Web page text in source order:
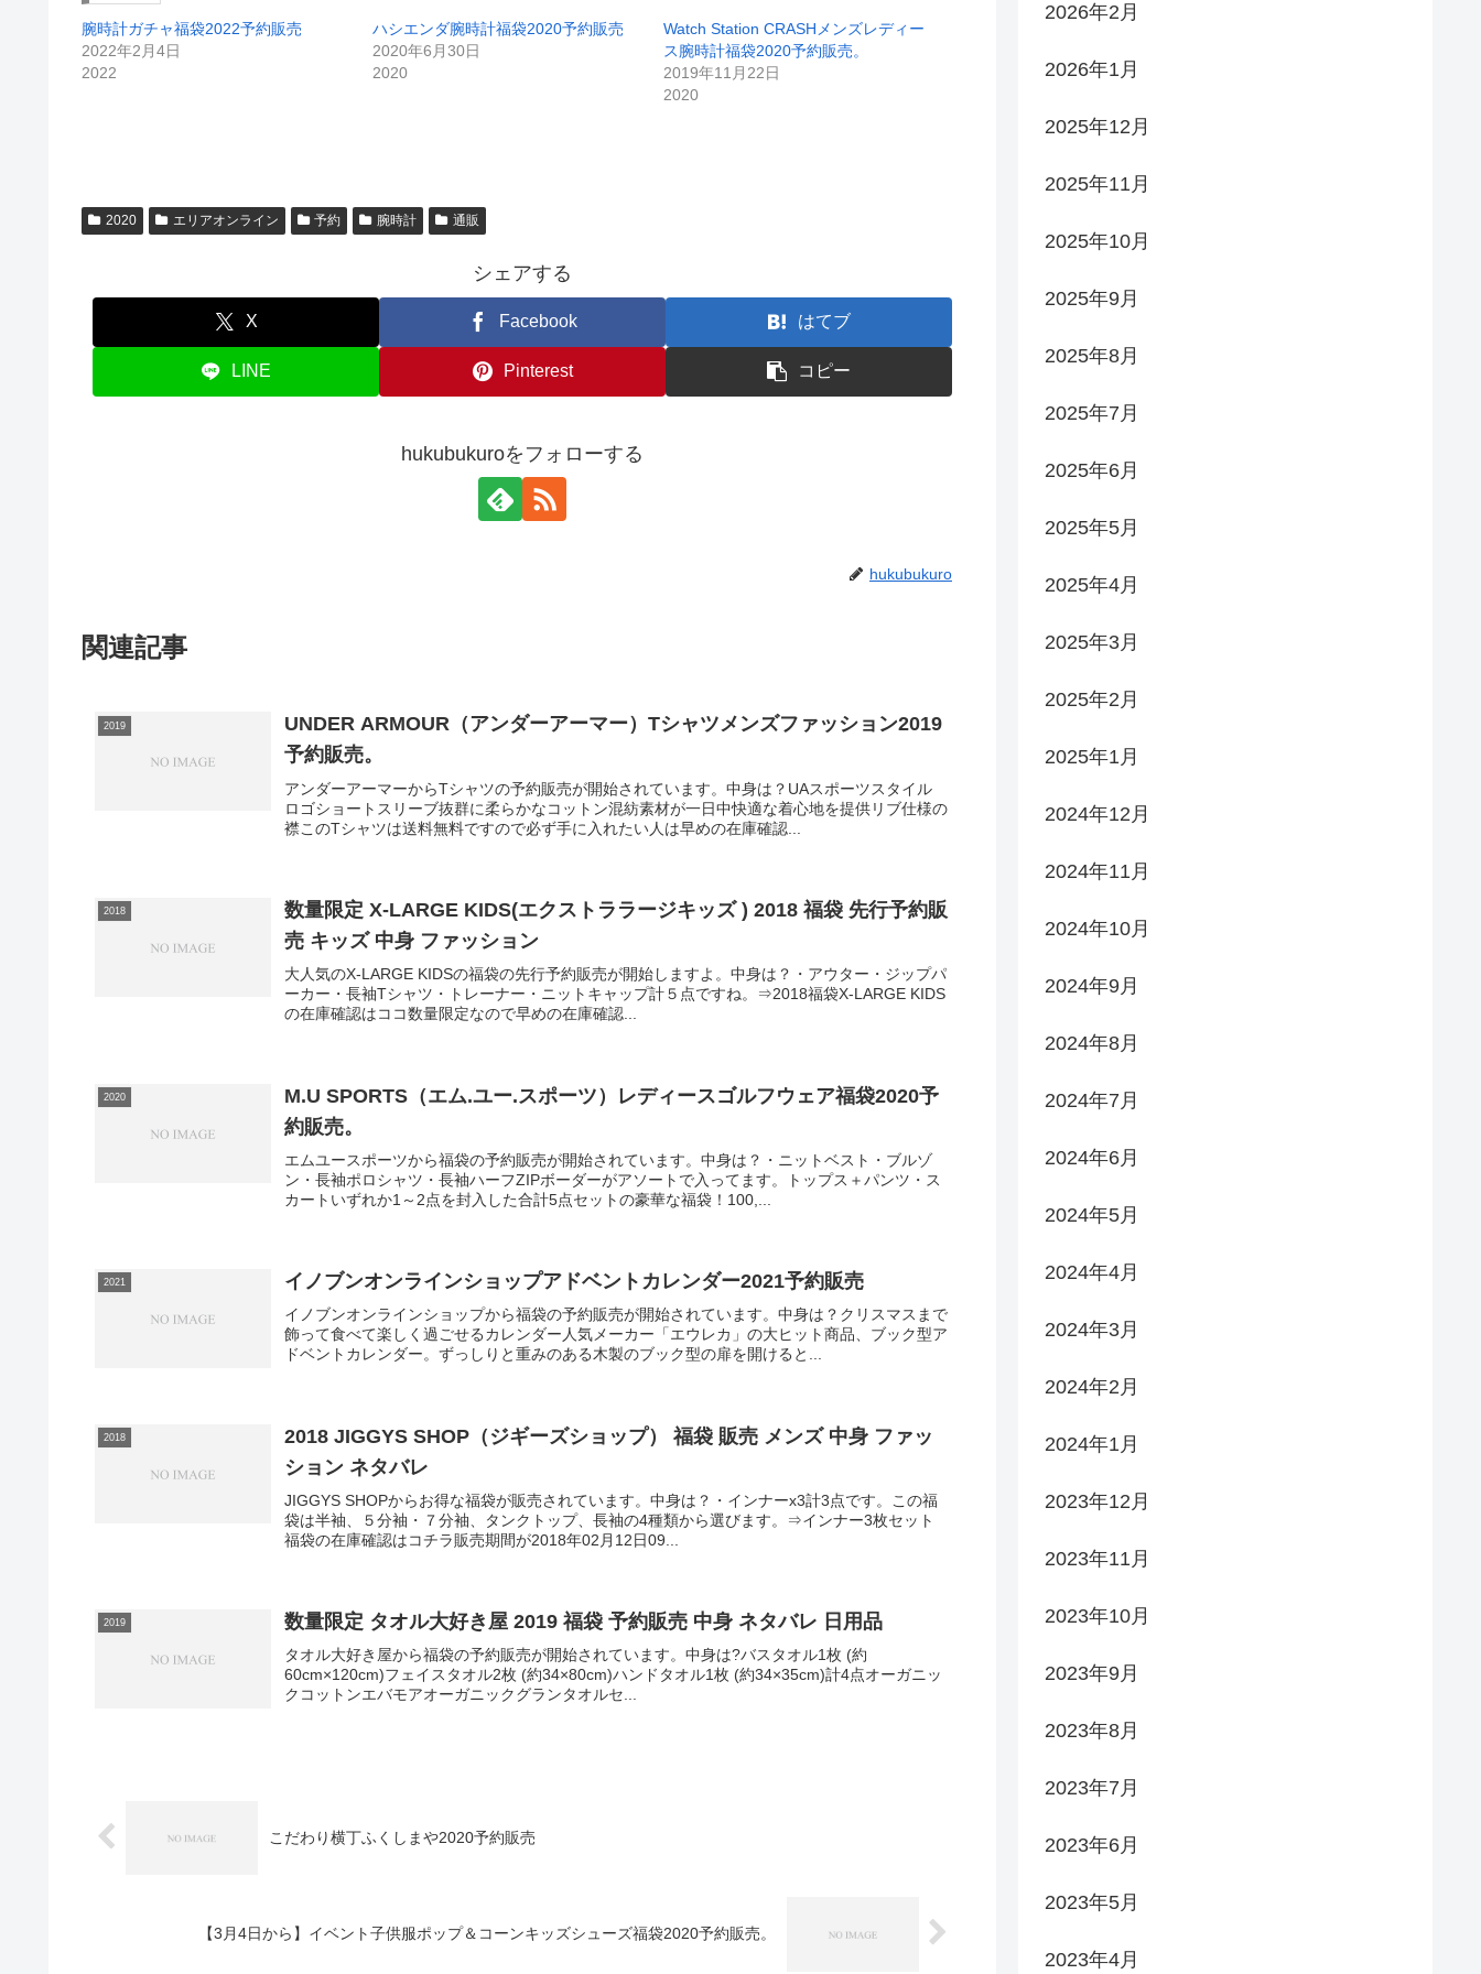
腕時計ガチャ福袋2022予約販売
2022年2月4日
2022
ハシエンダ腕時計福袋2020予約販売
2020年6月30日
2020
Watch Station CRASHメンズレディー
ス腕時計福袋2020予約販売。
2019年11月22日
2020
2020 エリアオンライン 予約 腕時計 通販
シェアする
X Facebook はてブ
LINE Pinterest コピー
hukubukuroをフォローする
hukubukuro
関連記事
2019
UNDER ARMOUR（アンダーアーマー）Tシャツメンズファッション2019
予約販売。
アンダーアーマーからTシャツの予約販売が開始されています。中身は？UAスポーツスタイル
ロゴショートスリーブ抜群に柔らかなコットン混紡素材が一日中快適な着心地を提供リブ仕様の
襟このTシャツは送料無料ですので必ず手に入れたい人は早めの在庫確認...
2018
数量限定 X-LARGE KIDS(エクストララージキッズ ) 2018 福袋 先行予約販
売 キッズ 中身 ファッション
大人気のX-LARGE KIDSの福袋の先行予約販売が開始しますよ。中身は？・アウター・ジップパ
ーカー・長袖Tシャツ・トレーナー・ニットキャップ計５点ですね。⇒2018福袋X-LARGE KIDS
の在庫確認はココ数量限定なので早めの在庫確認...
2020
M.U SPORTS（エム.ユー.スポーツ）レディースゴルフウェア福袋2020予
約販売。
エムユースポーツから福袋の予約販売が開始されています。中身は？・ニットベスト・ブルゾ
ン・長袖ポロシャツ・長袖ハーフZIPボーダーがアソートで入ってます。トップス＋パンツ・ス
カートいずれか1～2点を封入した合計5点セットの豪華な福袋！100,...
2021 イノブンオンラインショップアドベントカレンダー2021予約販売
イノブンオンラインショップから福袋の予約販売が開始されています。中身は？クリスマスまで
飾って食べて楽しく過ごせるカレンダー人気メーカー「エウレカ」の大ヒット商品、ブック型ア
ドベントカレンダー。ずっしりと重みのある木製のブック型の扉を開けると...
2018
2018 JIGGYS SHOP（ジギーズショップ） 福袋 販売 メンズ 中身 ファッ
ション ネタバレ
JIGGYS SHOPからお得な福袋が販売されています。中身は？・インナーx3計3点です。この福
袋は半袖、５分袖・７分袖、タンクトップ、長袖の4種類から選びます。⇒インナー3枚セット
福袋の在庫確認はコチラ販売期間が2018年02月12日09...
2019 数量限定 タオル大好き屋 2019 福袋 予約販売 中身 ネタバレ 日用品
タオル大好き屋から福袋の予約販売が開始されています。中身は?バスタオル1枚 (約
60cm×120cm)フェイスタオル2枚 (約34×80cm)ハンドタオル1枚 (約34×35cm)計4点オーガニッ
クコットンエバモアオーガニックグランタオルセ...
こだわり横丁ふくしまや2020予約販売
【3月4日から】イベント子供服ポップ＆コーンキッズシューズ福袋2020予約販売。
2026年2月
2026年1月
2025年12月
2025年11月
2025年10月
2025年9月
2025年8月
2025年7月
2025年6月
2025年5月
2025年4月
2025年3月
2025年2月
2025年1月
2024年12月
2024年11月
2024年10月
2024年9月
2024年8月
2024年7月
2024年6月
2024年5月
2024年4月
2024年3月
2024年2月
2024年1月
2023年12月
2023年11月
2023年10月
2023年9月
2023年8月
2023年7月
2023年6月
2023年5月
2023年4月